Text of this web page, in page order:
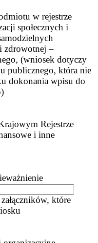
w rejestrze
społecznych i
zdrowotnej –
(wniosek dotyczy
publicznego, która nie
dokonania wpisu do
Rejestrze
i inne
które